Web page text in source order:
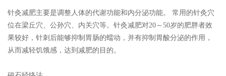
针灸减肥主要是调整人体的代谢功能和内分泌功能。 常用的针灸穴
位在梁丘穴、公孙穴、内关穴等。针灸减肥对20～50岁的肥胖者效
果较好，针刺后能够抑制胃肠的蠕动，并有抑制胃酸分泌的作用，
从而减轻饥饿感，达到减肥的目的。